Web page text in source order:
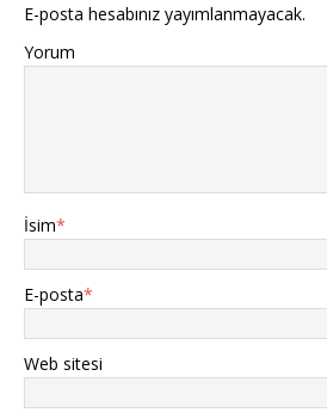
E-posta hesabınız yayımlanmayacak.
Yorum
İsim*
E-posta*
Web sitesi